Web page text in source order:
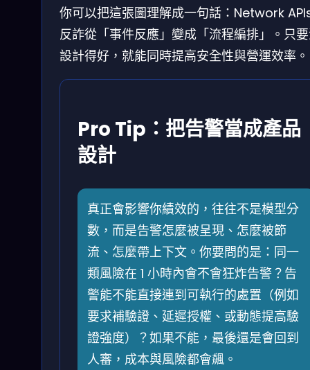
你可以把這張圖理解成一句話：Network
反詐從「事件反應」變成「流程編排」。只
設計得好，就能同時提高安全性與營運效率。
Pro Tip：把告警當成產品
設計
真正會影響你績效的，往往不是模型分
數，而是告警怎麼被呈現、怎麼被節
流、怎麼帶上下文。你要問的是：同一
類風險在 1 小時內會不會狂炸告警？告
警能不能直接連到可執行的處置（例如
要求補驗證、延遲授權、或動態提高驗
證強度）？如果不能，最後還是會回到
人審，成本與風險都會飆。